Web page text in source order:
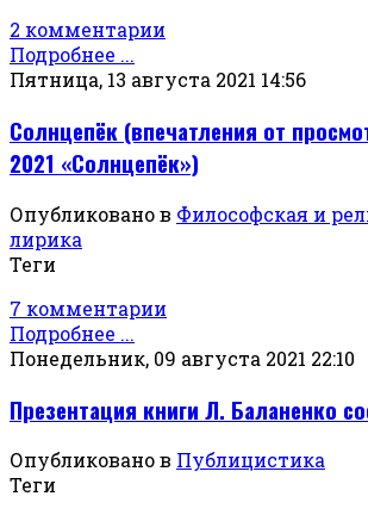
2 комментарии
Подробнее ...
Пятница, 13 августа 2021 14:56
Солнцепёк (впечатления от
2021 «Солнцепёк»)
Опубликовано в Философская и
лирика
Теги
7 комментарии
Подробнее ...
Понедельник, 09 августа 2021 22:10
Презентация книги Л. Баланенко
Опубликовано в Публицистика
Теги